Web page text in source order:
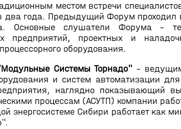
местом встречи
года. Предыдущий Форум проходил
Основные слушатели Форума –
предприятий, проектных и
оборудования.
Системы Торнадо" -
и систем автоматизации
наглядно показывающий
процессам (АСУТП) компании
энергосистеме Сибири работает как